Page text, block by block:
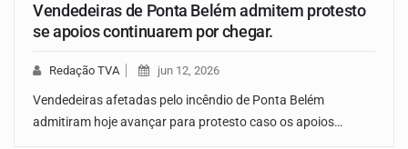
Vendedeiras de Ponta Belém admitem protesto
se apoios continuarem por chegar.
Redação TVA jun 12, 2026
Vendedeiras afetadas pelo incêndio de Ponta Belém
admitiram hoje avançar para protesto caso os apoios…